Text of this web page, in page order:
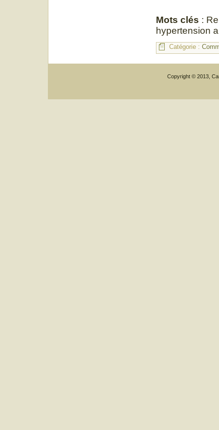
Mots clés :
hypertension
Catégorie :
Copyright © 2013,